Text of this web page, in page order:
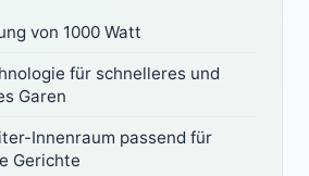
von 1000 Watt
für schnelleres und
Garen
Innenraum passend für
Gerichte